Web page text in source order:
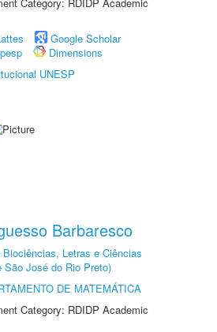
Google Scholar
Dimensions
UNESP
Barbaresco
Letras e Ciências
São José do Rio Preto)
DE MATEMÁTICA
Category: RDIDP Academic